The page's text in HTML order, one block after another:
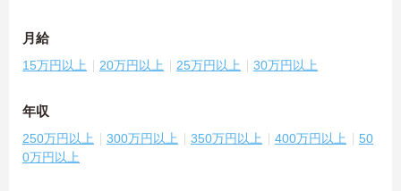
月給
15万円以上 20万円以上 25万円以上 30万円以上
年収
250万円以上 300万円以上 350万円以上 400万円以上
50
0万円以上